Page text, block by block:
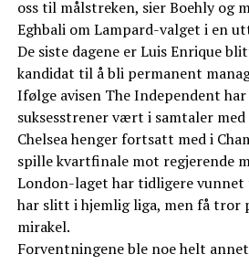
oss til målstreken, sier Boehly og
Eghbali om Lampard-valget i en
De siste dagene er Luis Enrique
kandidat til å bli permanent
Ifølge avisen The Independent
suksesstrener vært i samtaler med
Chelsea henger fortsatt med i
spille kvartfinale mot regjerende
London-laget har tidligere
har slitt i hjemlig liga, men få tror
mirakel.
Forventningene ble noe helt